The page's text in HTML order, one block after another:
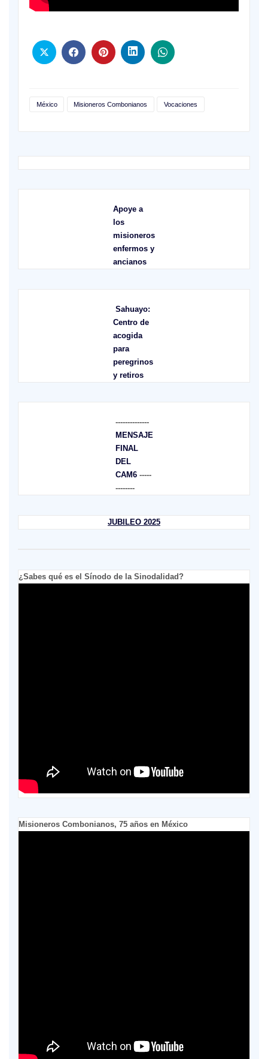
México Misioneros Combonianos Vocaciones
Apoye a
los
misioneros
enfermos y
ancianos
Sahuayo:
Centro de
acogida
para
peregrinos
y retiros
--------------
MENSAJE
FINAL
DEL
CAM6-----
--------
JUBILEO 2025
¿Sabes qué es el Sínodo de la Sinodalidad?
Misioneros Combonianos, 75 años en México